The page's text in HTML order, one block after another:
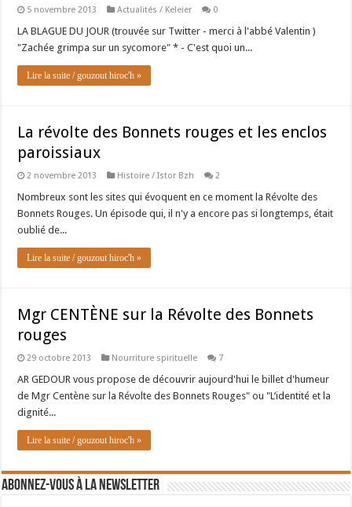
5 novembre 2013 Actualités / Keleier 0
LA BLAGUE DU JOUR (trouvée sur Twitter - merci à l'abbé Valentin )
"Zachée grimpa sur un sycomore" * - C'est quoi un...
Lire la suite / gouzout hiroc'h »
La révolte des Bonnets rouges et les enclos
paroissiaux
2 novembre 2013 Histoire / Istor Bzh 2
Nombreux sont les sites qui évoquent en ce moment la Révolte des
Bonnets Rouges. Un épisode qui, il n'y a encore pas si longtemps, était
oublié de...
Lire la suite / gouzout hiroc'h »
Mgr CENTÈNE sur la Révolte des Bonnets
rouges
29 octobre 2013 Nourriture spirituelle 7
AR GEDOUR vous propose de découvrir aujourd'hui le billet d'humeur
de Mgr Centène sur la Révolte des Bonnets Rouges" ou "L’identité et la
dignité...
Lire la suite / gouzout hiroc'h »
Abonnez-vous à la newsletter